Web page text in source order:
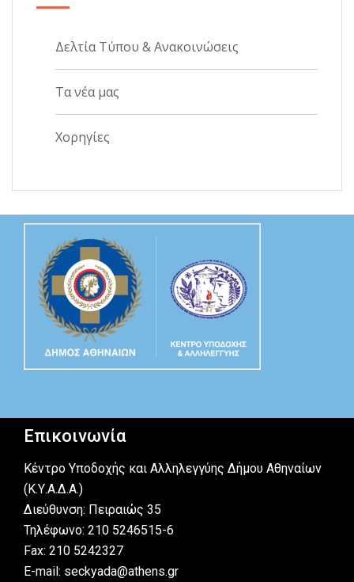
Δελτία Τύπου & Ανακοινώσεις
Τα νέα μας
Χορηγίες
Επικοινωνία
Κέντρο Υποδοχής και Αλληλεγγύης Δήμου Αθηναίων
(Κ.Υ.Α.Δ.Α.)
Διεύθυνση: Πειραιώς 35
Τηλέφωνο: 210 5246515-6
Fax: 210 5242327
E-mail: seckyada@athens.gr